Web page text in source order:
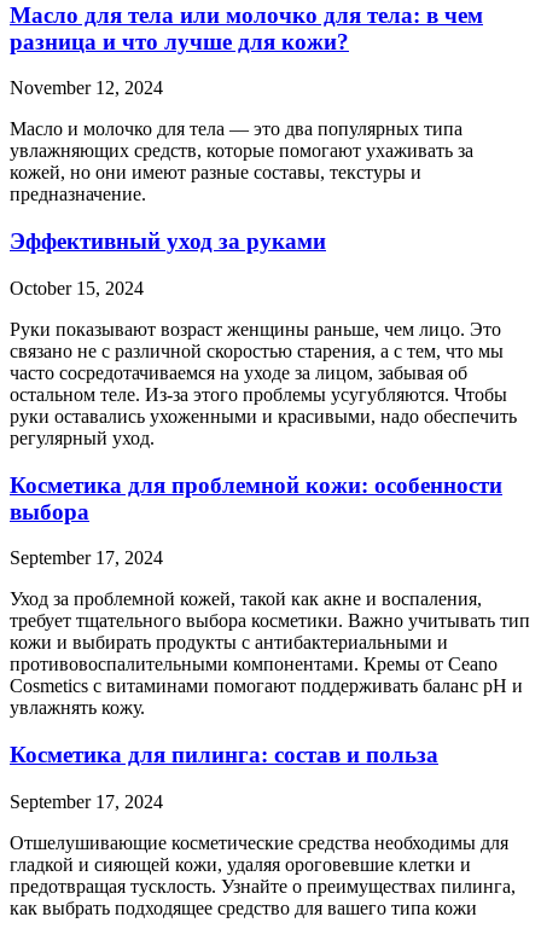
Масло для тела или молочко для тела: в чем
разница и что лучше для кожи?
November 12, 2024
Масло и молочко для тела — это два популярных типа
увлажняющих средств, которые помогают ухаживать за
кожей, но они имеют разные составы, текстуры и
предназначение.
Эффективный уход за руками
October 15, 2024
Руки показывают возраст женщины раньше, чем лицо. Это
связано не с различной скоростью старения, а с тем, что мы
часто сосредотачиваемся на уходе за лицом, забывая об
остальном теле. Из-за этого проблемы усугубляются. Чтобы
руки оставались ухоженными и красивыми, надо обеспечить
регулярный уход.
Косметика для проблемной кожи: особенности
выбора
September 17, 2024
Уход за проблемной кожей, такой как акне и воспаления,
требует тщательного выбора косметики. Важно учитывать тип
кожи и выбирать продукты с антибактериальными и
противовоспалительными компонентами. Кремы от Ceano
Cosmetics с витаминами помогают поддерживать баланс pH и
увлажнять кожу.
Косметика для пилинга: состав и польза
September 17, 2024
Отшелушивающие косметические средства необходимы для
гладкой и сияющей кожи, удаляя ороговевшие клетки и
предотвращая тусклость. Узнайте о преимуществах пилинга,
как выбрать подходящее средство для вашего типа кожи